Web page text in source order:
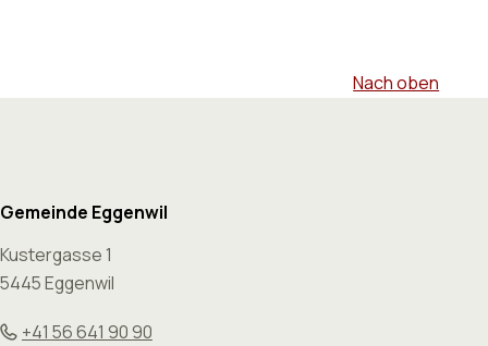
Nach oben
Gemeinde Eggenwil
Kustergasse 1
5445 Eggenwil
+41 56 641 90 90